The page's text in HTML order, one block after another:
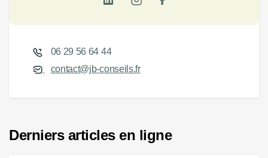
06 29 56 64 44
contact@jb-conseils.fr
Derniers articles en ligne